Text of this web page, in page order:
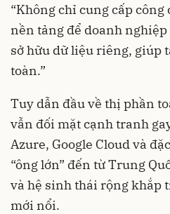
“Không chỉ cung cấp
nền tảng để doanh
sở hữu dữ liệu riêng, giúp
toàn.”
Tuy dẫn đầu về thị phần
vẫn đối mặt cạnh tranh
Azure, Google Cloud và
“ông lớn” đến từ Trung
và hệ sinh thái rộng khắp
mới nổi.